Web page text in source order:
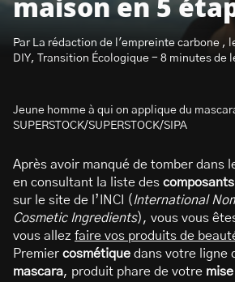
maison en 5
Par La rédaction de l'empreinte carbone ,
DIY, Transition Écologique - 8 minutes de
Jeune homme à qui on applique du
SUPERSTOCK/SUPERSTOCK/SIPA
Après avoir manqué de tomber dans
en consultant la liste des composants
sur le site de l’INCI ( International
Cosmetic Ingredients), vous vous
vous allez faire vos produits de
Premier cosmétique dans votre ligne
mascara, produit phare de votre
S’abonner à la newsletter